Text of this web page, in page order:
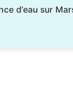
d’eau sur